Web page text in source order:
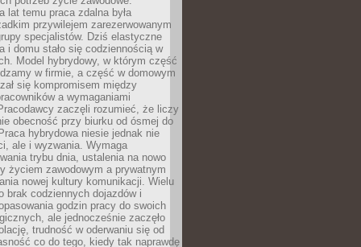
lat temu praca zdalna była
przywilejem zarezerwowanym
specjalistów. Dziś elastyczne
i domu stało się codziennością w
Model hybrydowy, w którym część
w firmie, a część w domowym
się kompromisem między
a wymaganiami
zaczęli rozumieć, że liczy
obecność przy biurku od ósmej do
hybrydowa niesie jednak nie
ale i wyzwania. Wymaga
trybu dnia, ustalenia na nowo
życiem zawodowym a prywatnym
nowej kultury komunikacji. Wielu
brak codziennych dojazdów i
godzin pracy do swoich
ale jednocześnie zaczęło
trudność w oderwaniu się od
co do tego, kiedy tak naprawdę